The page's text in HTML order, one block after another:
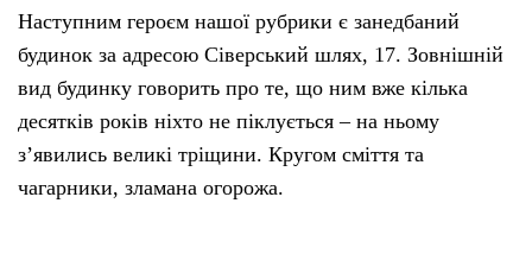
Про нас
Бюджет
Наступним героєм нашої рубрики є занедбаний
будинок за адресою Сіверський шлях, 17. Зовнішній
вид будинку говорить про те, що ним вже кілька
десятків років ніхто не піклується – на ньому
з’явились великі тріщини. Кругом сміття та
чагарники, зламана огорожа.